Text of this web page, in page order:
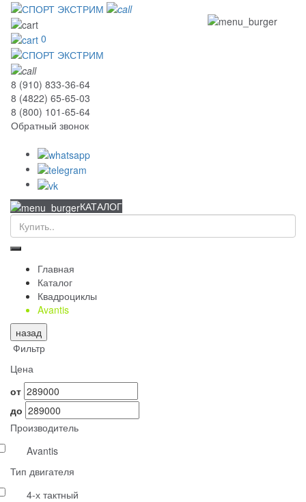
0
8 (910) 833-36-64
8 (4822) 65-65-03
8 (800) 101-65-64
Обратный звонок
КАТАЛОГ
Главная
Каталог
Квадроциклы
Avantis
назад
Фильтр
Цена
от
до
Производитель
Avantis
Тип двигателя
4-х тактный